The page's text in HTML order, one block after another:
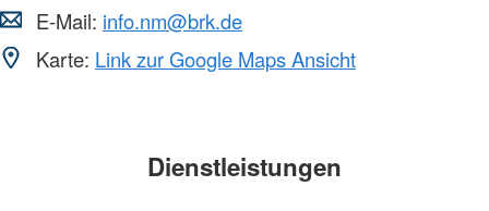
E-Mail: info.nm@brk.de
Karte: Link zur Google Maps Ansicht
Dienstleistungen